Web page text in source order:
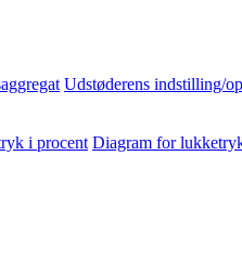
Udstøderens indstilling/
i procent Diagram for